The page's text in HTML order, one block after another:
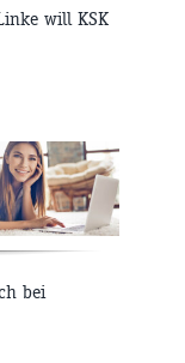
will KSK
bei